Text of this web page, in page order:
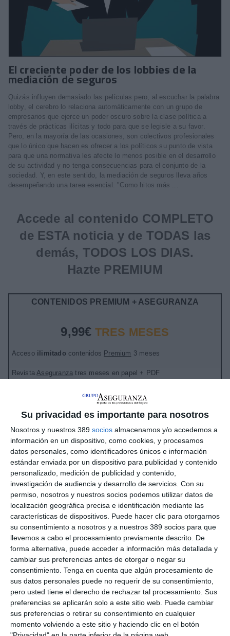
Su privacidad es importante para nosotros
Nosotros y nuestros 389 socios almacenamos y/o accedemos a
información en un dispositivo, como cookies, y procesamos
datos personales, como identificadores únicos e información
estándar enviada por un dispositivo para publicidad y contenido
personalizado, medición de publicidad y contenido,
investigación de audiencia y desarrollo de servicios. Con su
permiso, nosotros y nuestros socios podemos utilizar datos de
localización geográfica precisa e identificación mediante las
características de dispositivos. Puede hacer clic para otorgarnos
su consentimiento a nosotros y a nuestros 389 socios para que
llevemos a cabo el procesamiento previamente descrito. De
forma alternativa, puede acceder a información más detallada y
cambiar sus preferencias antes de otorgar o negar su
consentimiento. Tenga en cuenta que algún procesamiento de
sus datos personales puede no requerir de su consentimiento,
pero usted tiene el derecho de rechazar tal procesamiento. Sus
preferencias se aplicarán solo a este sitio web. Puede cambiar
sus preferencias o retirar su consentimiento en cualquier
momento volviendo a este sitio y haciendo clic en el botón
El creciente poder de los lobbies de la
mediación de seguros
Quizás influyen demasiado las películas pero, al escuchar la palabra
lobby, el cerebro lo relaciona automáticamente con un grupo de
empresarios que ejerce un poder oscuro sobre la clase política a
través de prácticas ilícitas y todo para que se legisle a su favor.
Pero, en la mayoría de las ocasiones, son colectivos profesionales
que lo único que hacen es ofrecer a los políticos su punto de vista
para que una normativa les afecte lo menos posible en el desarrollo
de su actividad y no tenga consecuencias para el conjunto de la
sociedad. Y, en este sentido, la mediación de seguros lleva años
desempeñando una tarea esencial. "Como hitos más ...
Accede al contenido COMPLETO
de ESTA noticia y de TODAS las
demás, TODOS LOS DIAS.
Hazte PREMIUM
CONTENIDOS PREMIUM + ASEGURANZA
9,99€ TRES MESES
Acceso ilimitado contenidos Premium 3 meses
RevistaAseguranza tres meses en papel + PDF
Sin compromiso de permanencia
Después19,99€ tres meses
LO QUIERO
CONTENIDOS PREMIUM + ASEGURANZA
69€AL AÑO
AccesoilimitadocontenidosPremiumdurante 1 año
Revista Aseguranza 1 año en papel + PDF
Sin compromiso de permanencia
Después73€/año
LO QUIERO